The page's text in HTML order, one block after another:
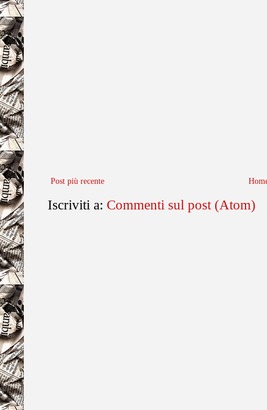
Post più recente
Iscriviti a: Commenti sul post (Atom)